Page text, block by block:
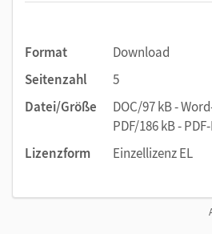
Format
Download
Seitenzahl
5
Datei/Größe
DOC/97 kB -
PDF/186 kB -
Lizenzform
Einzellizenz EL